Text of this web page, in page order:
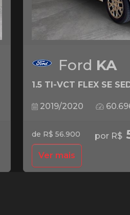
Ford KA
1.5 TI-VCT FLEX SE
2019/2020
de R$ 56.900 por R$
Ver mais